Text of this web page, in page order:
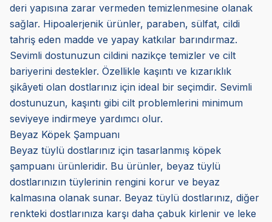
deri yapısına zarar vermeden temizlenmesine olanak
sağlar. Hipoalerjenik ürünler, paraben, sülfat, cildi
tahriş eden madde ve yapay katkılar barındırmaz.
Sevimli dostunuzun cildini nazikçe temizler ve cilt
bariyerini destekler. Özellikle kaşıntı ve kızarıklık
şikâyeti olan dostlarınız için ideal bir seçimdir. Sevimli
dostunuzun, kaşıntı gibi cilt problemlerini minimum
seviyeye indirmeye yardımcı olur.
Beyaz Köpek Şampuanı
Beyaz tüylü dostlarınız için tasarlanmış köpek
şampuanı ürünleridir. Bu ürünler, beyaz tüylü
dostlarınızın tüylerinin rengini korur ve beyaz
kalmasına olanak sunar. Beyaz tüylü dostlarınız, diğer
renkteki dostlarınıza karşı daha çabuk kirlenir ve leke